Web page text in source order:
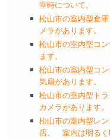
室時について。
松山市の室内型倉
メラがあります。
松山市の室内型コ
ます。
松山市の室内型コ
気扇があります。
松山市の室内型ト
カメラがあります。
松山市の室内型レ
店。 室内は明るく